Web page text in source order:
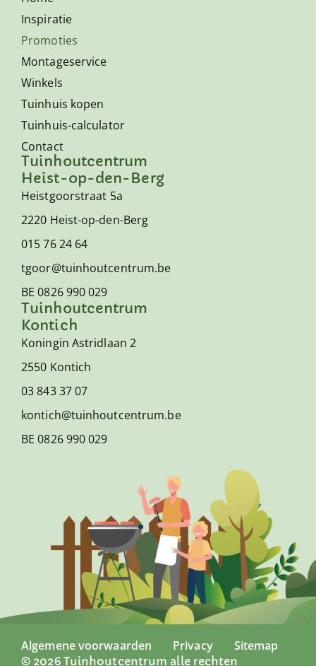
Inspiratie
Promoties
Montageservice
Winkels
Tuinhuis kopen
Tuinhuis-calculator
Contact
Tuinhoutcentrum
Heist-op-den-Berg
Heistgoorstraat 5a
2220 Heist-op-den-Berg
015 76 24 64
tgoor@tuinhoutcentrum.be
BE 0826 990 029
Tuinhoutcentrum
Kontich
Koningin Astridlaan 2
2550 Kontich
03 843 37 07
kontich@tuinhoutcentrum.be
BE 0826 990 029
Algemene voorwaarden Privacy Sitemap
© 2026 Tuinhoutcentrum alle rechten